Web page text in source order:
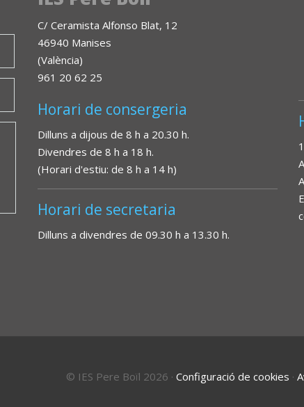
C/ Ceramista Alfonso Blat, 12
46940 Manises
(València)
961 20 62 25
Horari de consergeria
Dilluns a dijous de 8 h a 20.30 h.
Divendres de 8 h a 18 h.
(Horari d'estiu: de 8 h a 14 h)
Horari de secretaria
Dilluns a divendres de 09.30 h a 13.30 h.
© IES Pere Boïl 2026 · Configuració de cookies ·